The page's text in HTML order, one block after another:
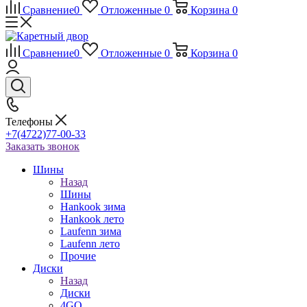
Сравнение0 Отложенные 0 Корзина 0
Сравнение0 Отложенные 0 Корзина 0
Телефоны
+7(4722)77-00-33
Заказать звонок
Шины
Назад
Шины
Hankook зима
Hankook лето
Laufenn зима
Laufenn лето
Прочие
Диски
Назад
Диски